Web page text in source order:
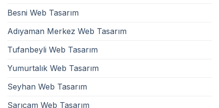
Besni Web Tasarım
Adıyaman Merkez Web Tasarım
Tufanbeyli Web Tasarım
Yumurtalık Web Tasarım
Seyhan Web Tasarım
Sarıçam Web Tasarım